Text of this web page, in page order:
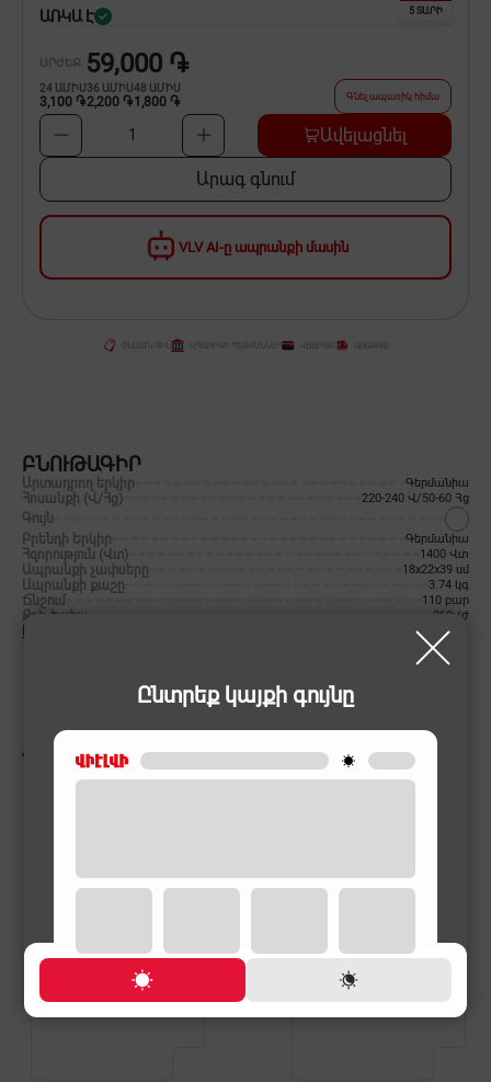
Ընտրեք կայքի գույնը
VLV AI-ը ապրանքի մասին
ԱՌԿԱ Է 5 ՏԱՐԻ
ԱՐԺԵՔ 59,000 ֏
24 ԱՄԻՍ
3,100 ֏
36 ԱՄԻՍ
2,200 ֏
48 ԱՄԻՍ
1,800 ֏ Գնել ապառիկ հիմա
1 Ավելացնել
Արագ գնում
ՎՃԱՐՈՒՄ
ԲՆՈՒԹԱԳԻՐ
Արտադրող երկիր Գերմանիա
Հոսանքի (Վ/Հց) 220-240 Վ/50-60 Հց
Գույն
Բրենդի Երկիր
Գերմանիա
Հզորություն (Վտ) 1400 Վտ
Ապրանքի չափսերը 18x22x39 սմ
Ապրանքի քաշը 3.74 կգ
Ճնշում 110 բար
Ջրի ծախս 360լ/ժ
ՆՄԱՆԱՏԻՊ ԱՊՐԱՆՔՆԵՐ